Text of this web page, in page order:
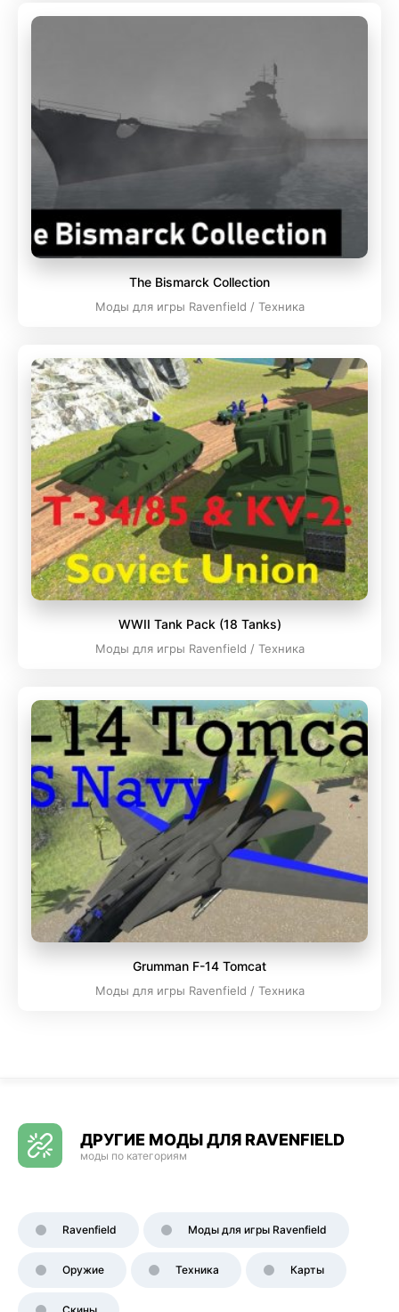
The Bismarck Collection
Моды для игры Ravenfield / Техника
WWII Tank Pack (18 Tanks)
Моды для игры Ravenfield / Техника
Grumman F-14 Tomcat
Моды для игры Ravenfield / Техника
ДРУГИЕ МОДЫ ДЛЯ RAVENFIELD
моды по категориям
Ravenfield Моды для игры Ravenfield
Оружие Техника Карты